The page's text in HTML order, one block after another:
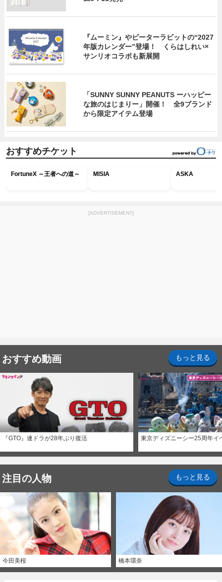
『ムーミン』やピーターラビットの“2027
年版カレンダー”登場！ くらはしれい×
サンリオコラボも新展開
「SUNNY SUNNY PEANUTS ーハッピー
な旅のはじまりー」開催！ 全9ブランド
から限定アイテム登場
おすすめチケット
FortuneX ～王者への道～ MISIA ASKA
[ADVERTISEMENT]
おすすめ動画 もっと見る
『GTO』連ドラが28年ぶり復活 東京ディズニーシー25周年イ
注目の人物 もっと見る
今田美桜 橋本環奈